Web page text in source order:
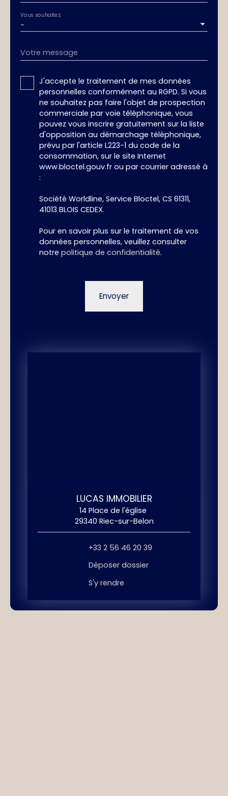
-
Vous souhaitez
Votre message
J'accepte le traitement de mes données
personnelles conformément au RGPD. Si vous
ne souhaitez pas faire l'objet de prospection
commerciale par voie téléphonique, vous
pouvez vous inscrire gratuitement sur la liste
d'opposition au démarchage téléphonique,
prévu par l'article L223-1 du code de la
consommation, sur le site Internet
www.bloctel.gouv.fr ou par courrier adressé à
:
Société Worldline, Service Bloctel, CS 61311,
41013 BLOIS CEDEX.
Pour en savoir plus sur le traitement de vos
données personnelles, veuillez consulter
notre politique de confidentialité.
Envoyer
LUCAS IMMOBILIER
14 Place de l'église
29340 Riec-sur-Belon
+33 2 56 46 20 39
Déposer dossier
S'y rendre